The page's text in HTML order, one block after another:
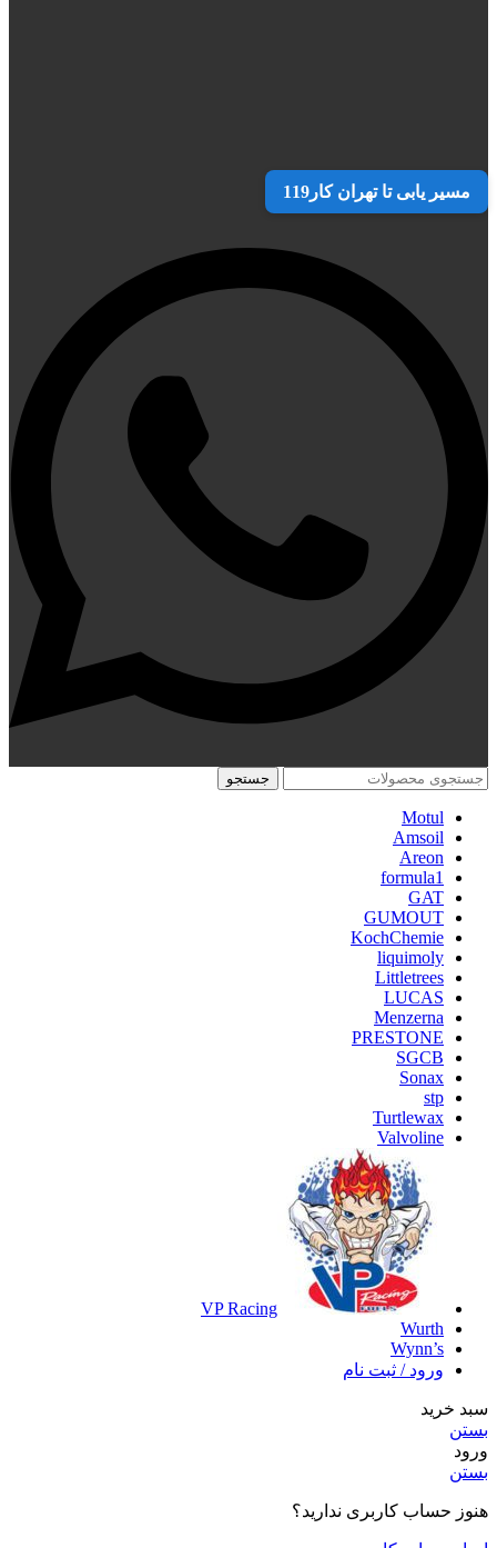
مسیر یابی تا تهران کار119
جستجو
Motul
Amsoil
Areon
formula1
GAT
GUMOUT
KochChemie
liquimoly
Littletrees
LUCAS
Menzerna
PRESTONE
SGCB
Sonax
stp
Turtlewax
Valvoline
VP Racing
Wurth
Wynn’s
ورود / ثبت نام
سبد خرید
بستن
ورود
بستن
هنوز حساب کاربری ندارید؟